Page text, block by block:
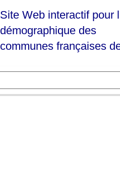
Site Web interactif pour
démographique des
communes françaises